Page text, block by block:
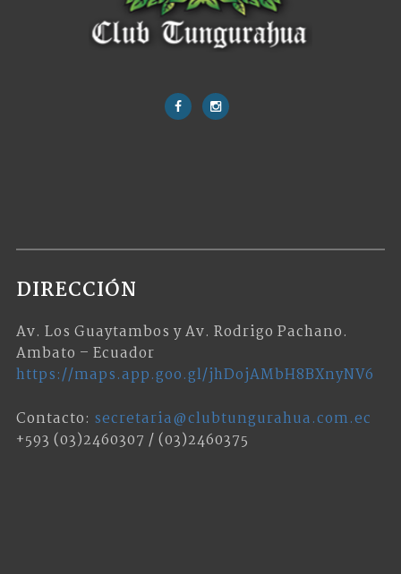
DIRECCIÓN
Av. Los Guaytambos y Av. Rodrigo Pachano.
Ambato – Ecuador
https://maps.app.goo.gl/jhDojAMbH8BXnyNV6
Contacto: secretaria@clubtungurahua.com.ec
+593 (03)2460307 / (03)2460375